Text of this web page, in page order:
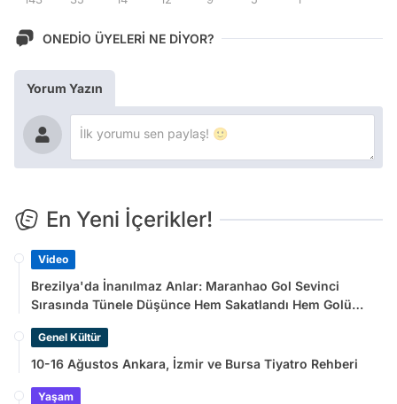
ONEDİO ÜYELERİ NE DİYOR?
Yorum Yazın
En Yeni İçerikler!
Video
Brezilya'da İnanılmaz Anlar: Maranhao Gol Sevinci
Sırasında Tünele Düşünce Hem Sakatlandı Hem Golü
Genel Kültür
10-16 Ağustos Ankara, İzmir ve Bursa Tiyatro Rehberi
Yaşam